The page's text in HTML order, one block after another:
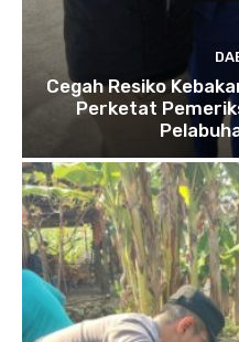
Cegah Resiko
Perketat